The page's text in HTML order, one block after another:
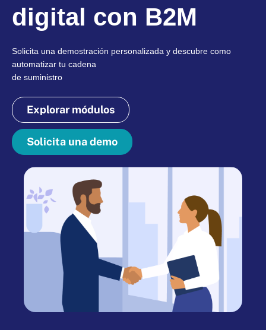
digital con B2M
Solicita una demostración personalizada y descubre como
automatizar tu cadena
de suministro
Explorar módulos
Solicita una demo